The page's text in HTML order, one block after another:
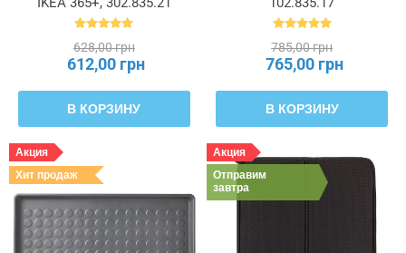
628,00 грн
612,00 грн
В КОРЗИНУ
785,00 грн
765,00 грн
В КОРЗИНУ
Акция
Хит продаж
Акция
Отправим
завтра